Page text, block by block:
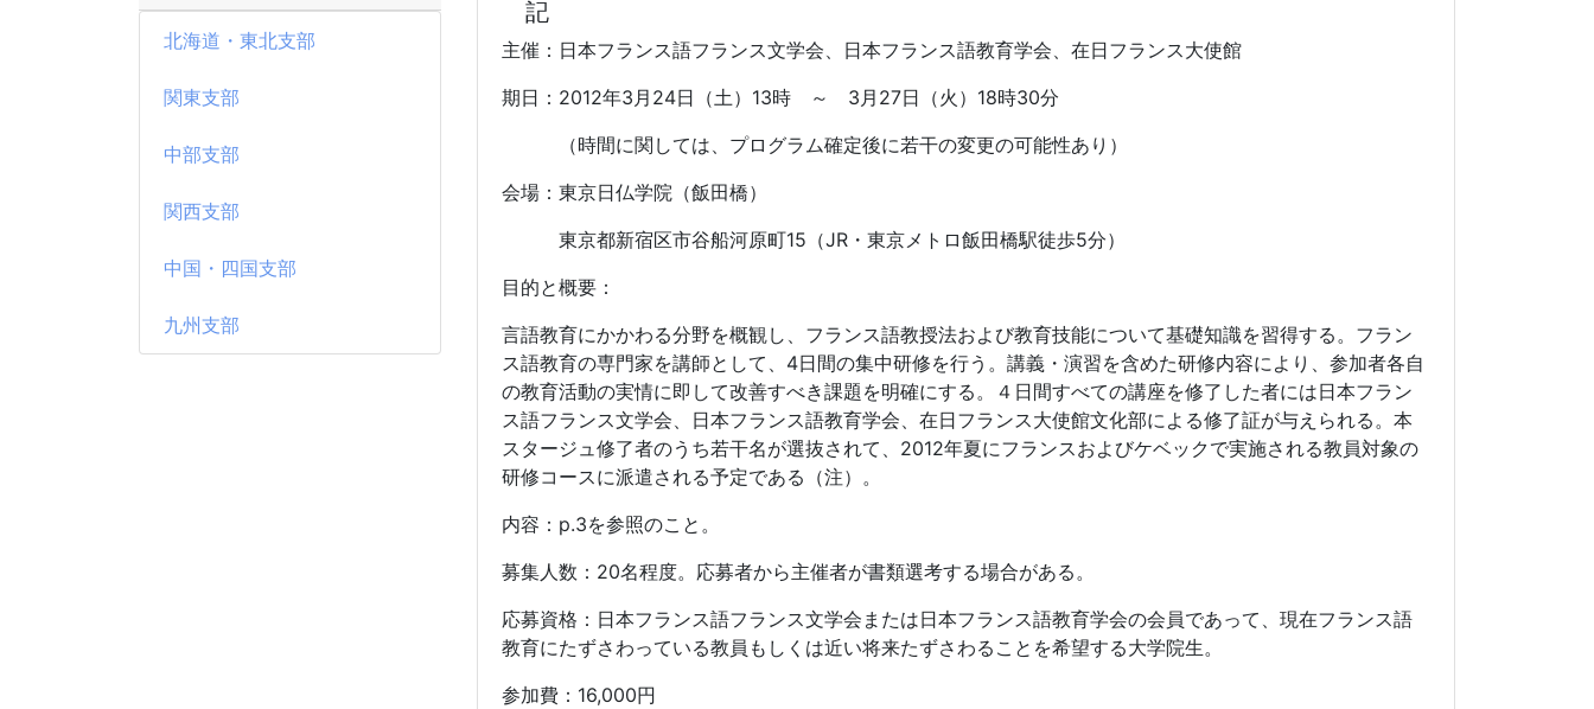
北海道・東北支部
関東支部
中部支部
関西支部
中国・四国支部
九州支部
記
主催：日本フランス語フランス文学会、日本フランス語教育学会、在日フランス大使館
期日：2012年3月24日（土）13時 ～ 3月27日（火）18時30分
（時間に関しては、プログラム確定後に若干の変更の可能性あり）
会場：東京日仏学院（飯田橋）
東京都新宿区市谷船河原町15（JR・東京メトロ飯田橋駅徒歩5分）
目的と概要：
言語教育にかかわる分野を概観し、フランス語教授法および教育技能について基礎知識を習得する。フラン
ス語教育の専門家を講師として、4日間の集中研修を行う。講義・演習を含めた研修内容により、参加者各自
の教育活動の実情に即して改善すべき課題を明確にする。４日間すべての講座を修了した者には日本フラン
ス語フランス文学会、日本フランス語教育学会、在日フランス大使館文化部による修了証が与えられる。本
スタージュ修了者のうち若干名が選抜されて、2012年夏にフランスおよびケベックで実施される教員対象の
研修コースに派遣される予定である（注）。
内容：p.3を参照のこと。
募集人数：20名程度。応募者から主催者が書類選考する場合がある。
応募資格：日本フランス語フランス文学会または日本フランス語教育学会の会員であって、現在フランス語
教育にたずさわっている教員もしくは近い将来たずさわることを希望する大学院生。
参加費：16,000円